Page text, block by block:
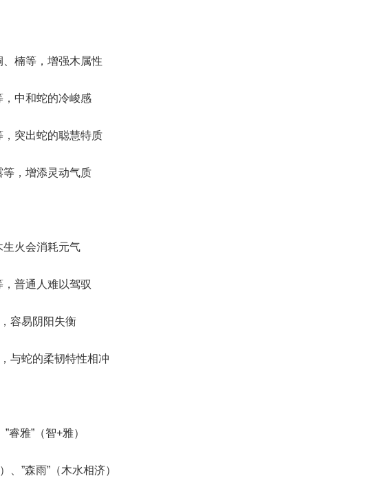
楠等，增强木属性
中和蛇的冷峻感
突出蛇的聪慧特质
，增添灵动气质
生火会消耗元气
普通人难以驾驭
容易阴阳失衡
与蛇的柔韧特性相冲
睿雅”（智+雅）
、”森雨”（木水相济）